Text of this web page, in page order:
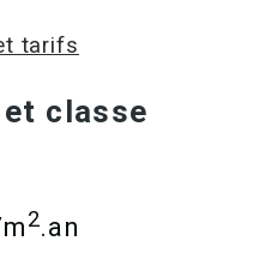
tarifs
classe
2.an